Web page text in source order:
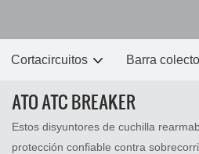
Cortacircuitos Barra
ATO ATC BREAKER
Estos disyuntores de cuchilla
protección confiable contra